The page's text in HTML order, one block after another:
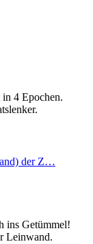
4 Epochen.
der Z…
ins Getümmel!
Leinwand.